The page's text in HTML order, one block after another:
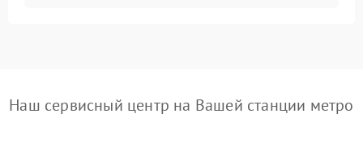
Наш сервисный центр на Вашей станции метро